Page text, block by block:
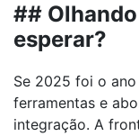
##
esperar?
Se 2025 foi o
ferramentas e
integração. A